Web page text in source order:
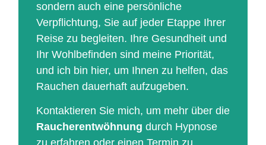
sondern auch eine persönliche
Verpflichtung, Sie auf jeder Etappe Ihrer
Reise zu begleiten. Ihre Gesundheit und
Ihr Wohlbefinden sind meine Priorität,
und ich bin hier, um Ihnen zu helfen, das
Rauchen dauerhaft aufzugeben.
Kontaktieren Sie mich, um mehr über die
Raucherentwöhnung durch Hypnose